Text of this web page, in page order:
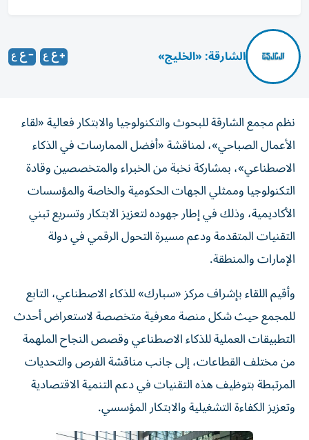
الشارقة: «الخليج»
نظم مجمع الشارقة للبحوث والتكنولوجيا والابتكار فعالية «لقاء
الأعمال الصباحي»، لمناقشة «أفضل الممارسات في الذكاء
الاصطناعي»، بمشاركة نخبة من الخبراء والمتخصصين وقادة
التكنولوجيا وممثلي الجهات الحكومية والخاصة والمؤسسات
الأكاديمية، وذلك في إطار جهوده لتعزيز الابتكار وتسريع تبني
التقنيات المتقدمة ودعم مسيرة التحول الرقمي في دولة
الإمارات والمنطقة.
وأقيم اللقاء بإشراف مركز «سبارك» للذكاء الاصطناعي، التابع
للمجمع حيث شكل منصة معرفية متخصصة لاستعراض أحدث
التطبيقات العملية للذكاء الاصطناعي وقصص النجاح الملهمة
من مختلف القطاعات، إلى جانب مناقشة الفرص والتحديات
المرتبطة بتوظيف هذه التقنيات في دعم التنمية الاقتصادية
وتعزيز الكفاءة التشغيلية والابتكار المؤسسي.